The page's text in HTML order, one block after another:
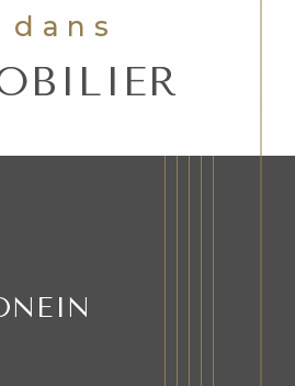
dans